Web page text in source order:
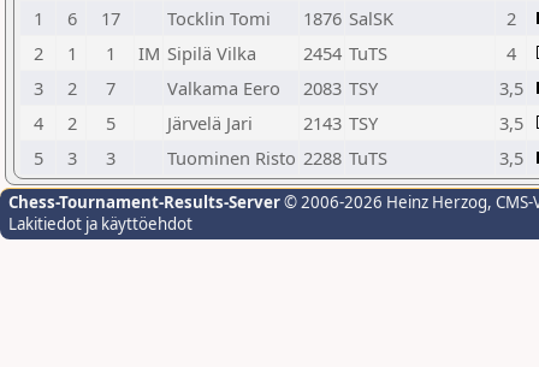
1
6 17 Tocklin Tomi 1876 SalSK
2
2
1 1 IM Sipilä Vilka 2454 TuTS
4
3
2 7 Valkama Eero 2083 TSY
3,5
4
2 5 Järvelä Jari 2143 TSY
3,5
5
3 3 Tuominen Risto 2288 TuTS 3,5
Chess-Tournament-Results-Server© 2006-2026 Heinz Herzog,
Lakitiedot ja käyttöehdot